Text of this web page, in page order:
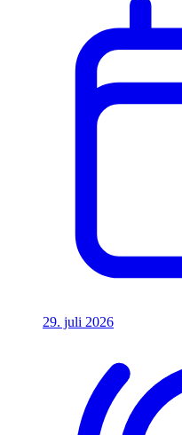
29. juli 2026